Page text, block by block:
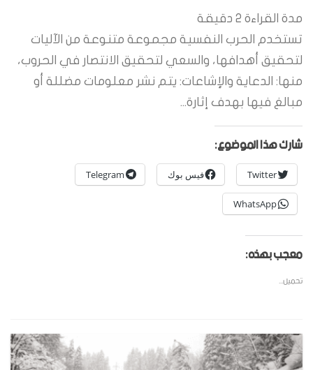
مدة القراءة 2 دقيقة
تستخدم الحرب النفسية مجموعة متنوعة من الآليات
لتحقيق أهدافها، والسعي لتحقيق الانتصار في الحروب،
منها: الدعاية والإشاعات: يتم نشر معلومات مضللة أو
مبالغ فيها بهدف إثارة...
شارك هذا الموضوع:
Twitter فيس بوك Telegram
WhatsApp
معجب بهذه:
تحميل...